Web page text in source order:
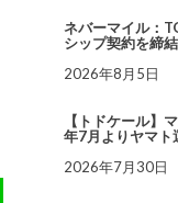
ネバーマイル：
シップ契約を締
2026年8月5日
【トドケール】
年7月よりヤマト
2026年7月30日